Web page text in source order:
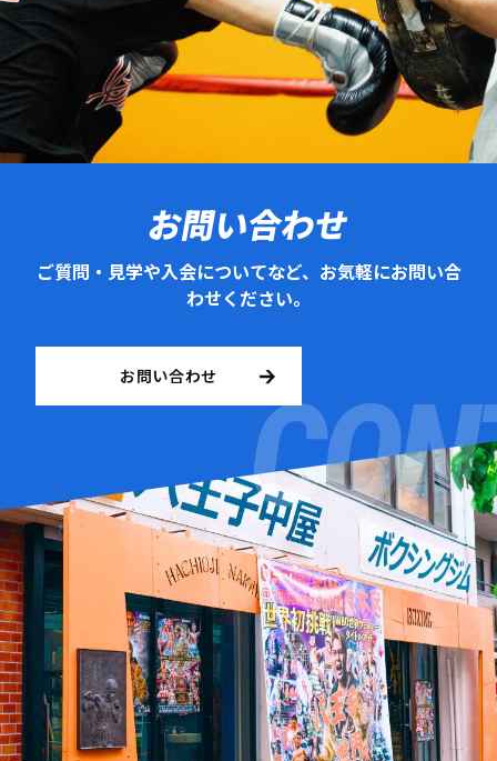
お問い合わせ
ご質問・見学や入会についてなど、お気軽にお問い合
わせください。
お問い合わせ